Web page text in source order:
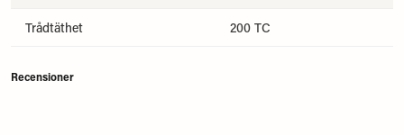
Trådtäthet 200 TC
Recensioner